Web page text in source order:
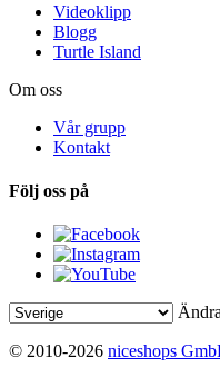
Videoklipp
Blogg
Turtle Island
Om oss
Vår grupp
Kontakt
Följ oss på
© 2010-2026 niceshops